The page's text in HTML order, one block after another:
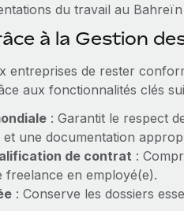
du travail au Bahreïn
à la Gestion
entreprises de rester
aux fonctionnalités clés
: Garantit le respect
une documentation
de contrat :
en employé(e).
: Conserve les dossiers